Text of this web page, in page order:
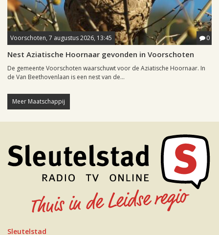
Voorschoten, 7 augustus 2026, 13:45 0
Nest Aziatische Hoornaar gevonden in Voorschoten
De gemeente Voorschoten waarschuwt voor de Aziatische Hoornaar. In
de Van Beethovenlaan is een nest van de...
Meer Maatschappij
Sleutelstad